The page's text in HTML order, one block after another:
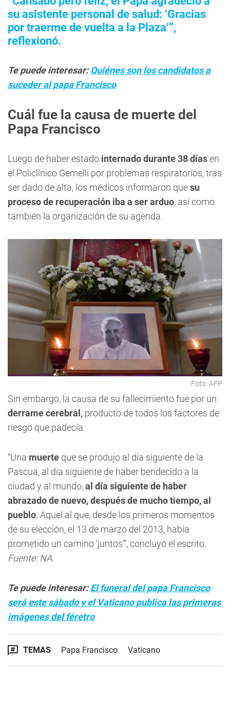
su asistente personal de salud: ‘Gracias
por traerme de vuelta a la Plaza’”,
reflexionó.
Te puede interesar: Quiénes son los candidatos a
suceder al papa Francisco
Cuál fue la causa de muerte del
Papa Francisco
Luego de haber estado internado durante 38 díasen
el Policlínico Gemelli por problemas respiratorios, tras
ser dado de alta, los médicos informaron quesu
proceso de recuperación iba a ser arduo, así como
también la organización de su agenda.
Foto: AFP
Sin embargo, la causa de su fallecimiento fue por un
derrame cerebral, producto de todos los factores de
riesgo que padecía.
“Una muerte que se produjo al día siguiente de la
Pascua, al día siguiente de haber bendecido a la
ciudad y al mundo,al día siguiente de haber
abrazado de nuevo, después de mucho tiempo, al
pueblo. Aquel al que, desde los primeros momentos
de su elección, el 13 de marzo del 2013, había
prometido un camino ‘juntos’”, concluyó el escrito.
Fuente: NA.
Te puede interesar:El funeral del papa Francisco
será este sábado y el Vaticano publica las primeras
imágenes del féretro
TEMAS Papa Francisco Vaticano